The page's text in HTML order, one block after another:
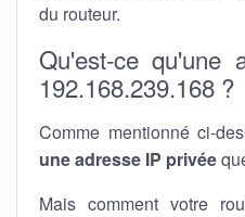
du routeur.
Qu'est-ce qu'une
192.168.239.168 ?
Comme mentionné ci-
une adresse IP privée
Mais comment votre